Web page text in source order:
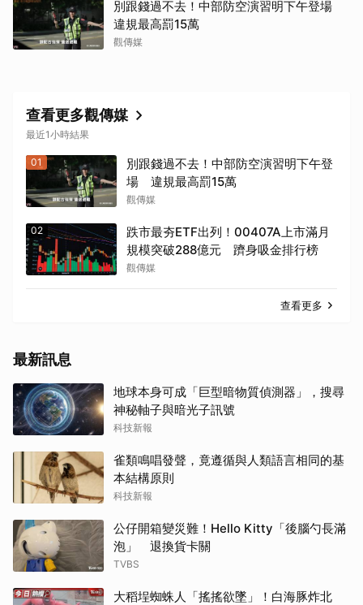
別跟錢過不去！中部防空演習明下午登場
違規最高罰15萬
觀傳媒
查看更多觀傳媒
最近1小時結果
01
別跟錢過不去！中部防空演習明下午登
場 違規最高罰15萬
觀傳媒
02
跌市最夯ETF出列！00407A上市滿月
規模突破288億元 躋身吸金排行榜
觀傳媒
查看更多
最新訊息
地球本身可成「巨型暗物質偵測器」，搜尋
神秘軸子與暗光子訊號
科技新報
雀類鳴唱發聲，竟遵循與人類語言相同的基
本結構原則
科技新報
公仔開箱變災難！Hello Kitty「後腦勺長滿
泡」 退換貨卡關
TVBS
大稻埕蜘蛛人「搖搖欲墜」！白海豚炸北